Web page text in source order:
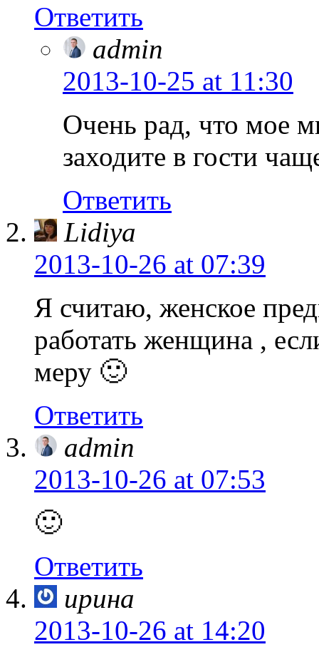
Ответить
admin
2013-10-25 at 11:30
Очень рад, что мое
заходите в гости
Ответить
Lidiya
2013-10-26 at 07:39
Я считаю, женское
работать женщина ,
меру 🙂
Ответить
admin
2013-10-26 at 07:53
🙂
Ответить
ирина
2013-10-26 at 14:20